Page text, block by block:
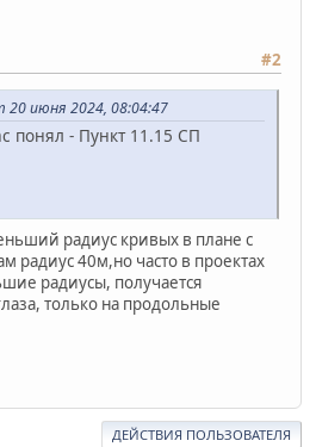
#2
20 июня 2024, 08:04:47
понял - Пункт 11.15 СП
радиус кривых в плане с
радиус 40м,но часто в проектах
радиусы, получается
только на продольные
ДЕЙСТВИЯ ПОЛЬЗОВАТЕЛЯ